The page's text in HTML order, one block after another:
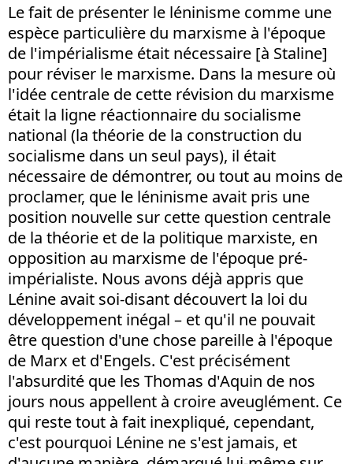
Le fait de présenter le léninisme comme une
espèce particulière du marxisme à l'époque
de l'impérialisme était nécessaire [à Staline]
pour réviser le marxisme. Dans la mesure où
l'idée centrale de cette révision du marxisme
était la ligne réactionnaire du socialisme
national (la théorie de la construction du
socialisme dans un seul pays), il était
nécessaire de démontrer, ou tout au moins de
proclamer, que le léninisme avait pris une
position nouvelle sur cette question centrale
de la théorie et de la politique marxiste, en
opposition au marxisme de l'époque pré-
impérialiste. Nous avons déjà appris que
Lénine avait soi-disant découvert la loi du
développement inégal – et qu'il ne pouvait
être question d'une chose pareille à l'époque
de Marx et d'Engels. C'est précisément
l'absurdité que les Thomas d'Aquin de nos
jours nous appellent à croire aveuglément. Ce
qui reste tout à fait inexpliqué, cependant,
c'est pourquoi Lénine ne s'est jamais, et